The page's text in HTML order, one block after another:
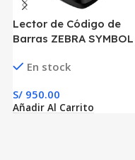
Lector de Código de
Barras ZEBRA SYMBOL
BT En stock
S/ 950.00
Añadir Al Carrito